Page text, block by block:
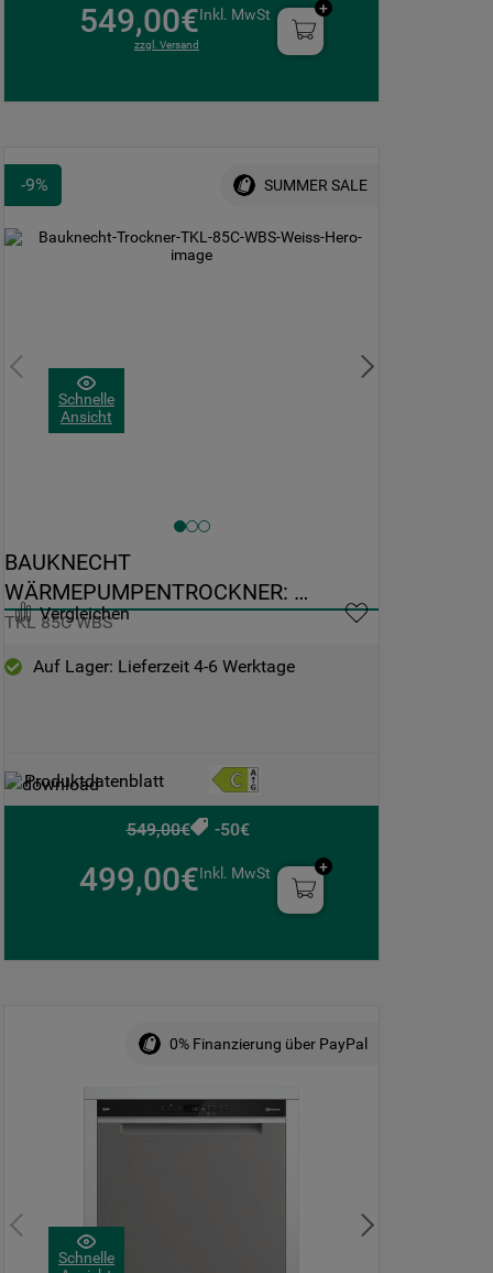
549,00€Inkl. MwSt
zzgl. Versand
Schnelle
Ansicht
-9% SUMMER SALE
Vergleichen
BAUKNECHT
WÄRMEPUMPENTROCKNER:
FREISTEHEND, 8,0 KG - TKL 85C WBS
TKL 85C WBS
Auf Lager: Lieferzeit 4-6 Werktage
Produktdatenblatt
549,00€ -50€
499,00€Inkl. MwSt
Schnelle
0% Finanzierung über PayPal